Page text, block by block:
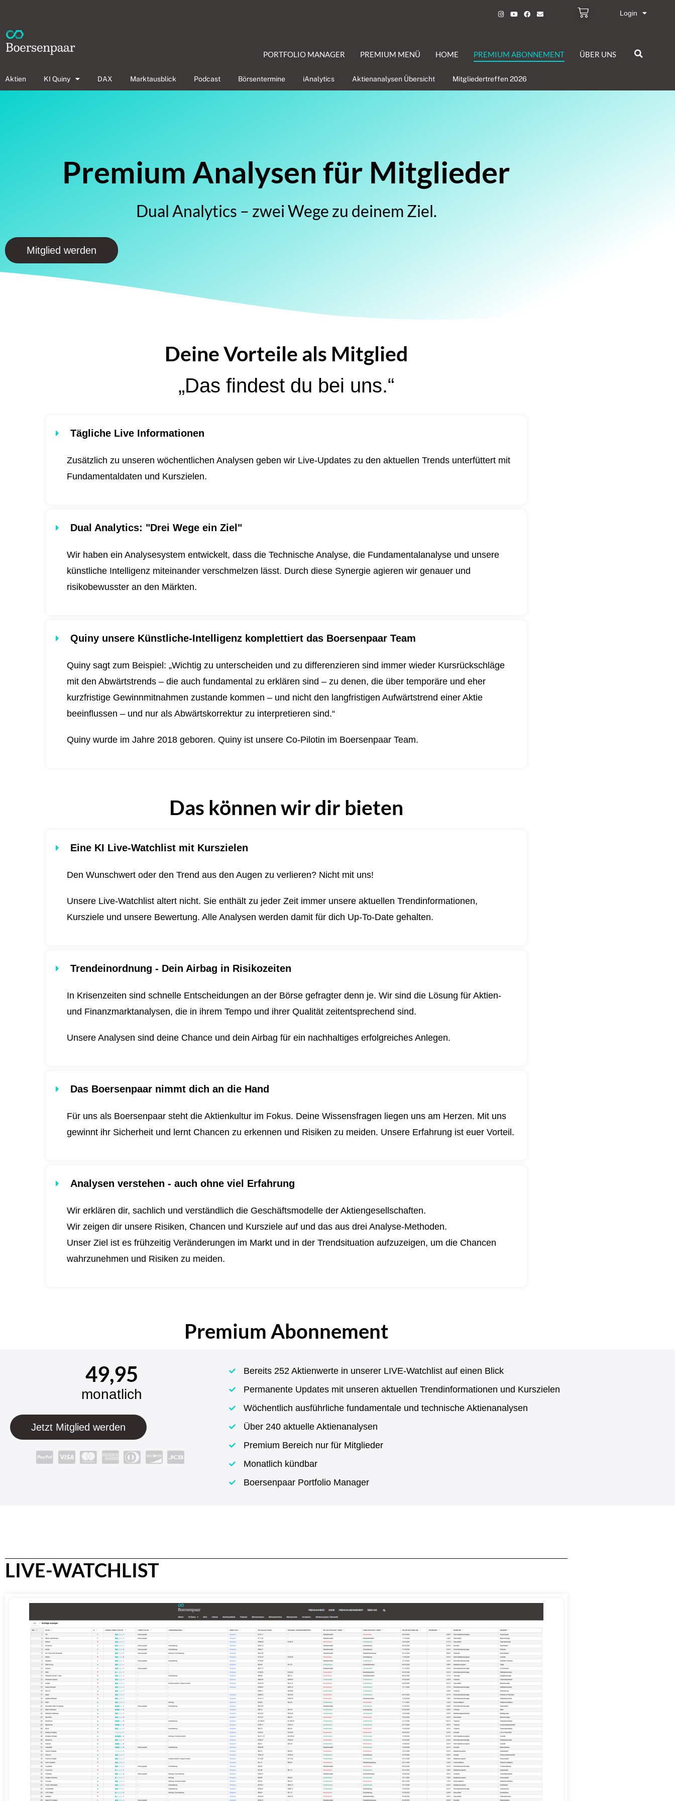
Login
PORTFOLIO MANAGER PREMIUM MENÜ HOME PREMIUM ABONNEMENT ÜBER UNS
Aktien KI Quiny DAX Marktausblick Podcast Börsentermine iAnalytics Aktienanalysen Übersicht Mitgliedertreffen 2026
Premium Analysen für Mitglieder
Dual Analytics – zwei Wege zu deinem Ziel.
Mitglied werden
Deine Vorteile als Mitglied
„Das findest du bei uns.“
Tägliche Live Informationen
Zusätzlich zu unseren wöchentlichen Analysen geben wir Live-Updates zu den aktuellen Trends unterfüttert mit
Fundamentaldaten und Kurszielen.
Dual Analytics: "Drei Wege ein Ziel"
Wir haben ein Analysesystem entwickelt, dass die Technische Analyse, die Fundamentalanalyse und unsere
künstliche Intelligenz miteinander verschmelzen lässt. Durch diese Synergie agieren wir genauer und
risikobewusster an den Märkten.
Quiny unsere Künstliche-Intelligenz komplettiert das Boersenpaar Team
Quiny sagt zum Beispiel: „Wichtig zu unterscheiden und zu differenzieren sind immer wieder Kursrückschläge
mit den Abwärtstrends – die auch fundamental zu erklären sind – zu denen, die über temporäre und eher
kurzfristige Gewinnmitnahmen zustande kommen – und nicht den langfristigen Aufwärtstrend einer Aktie
beeinflussen – und nur als Abwärtskorrektur zu interpretieren sind.“
Quiny wurde im Jahre 2018 geboren.Quiny ist unsere Co-Pilotin im Boersenpaar Team.
Das können wir dir bieten
Eine KI Live-Watchlist mit Kurszielen
Den Wunschwert oder den Trend aus den Augen zu verlieren? Nicht mit uns!
Unsere Live-Watchlist altert nicht. Sie enthält zu jeder Zeit immer unsere aktuellen Trendinformationen,
Kursziele und unsere Bewertung. Alle Analysen werden damit für dich Up-To-Date gehalten.
Trendeinordnung - Dein Airbag in Risikozeiten
In Krisenzeiten sind schnelle Entscheidungen an der Börse gefragter denn je. Wir sind die Lösung für Aktien-
und Finanzmarktanalysen, die in ihrem Tempo und ihrer Qualität zeitentsprechend sind.
Unsere Analysen sind deine Chance und dein Airbag für ein nachhaltiges erfolgreiches Anlegen.
Das Boersenpaar nimmt dich an die Hand
Für uns als Boersenpaar steht die Aktienkultur im Fokus. Deine Wissensfragen liegen uns am Herzen. Mit uns
gewinnt ihr Sicherheit und lernt Chancen zu erkennen und Risiken zu meiden. Unsere Erfahrung ist euer Vorteil.
Analysen verstehen - auch ohne viel Erfahrung
Wir erklären dir, sachlich und verständlich die Geschäftsmodelle der Aktiengesellschaften.
Wir zeigen dir unsere Risiken, Chancen und Kursziele auf und das aus drei Analyse-Methoden.
Unser Ziel ist es frühzeitig Veränderungen im Markt und in der Trendsituation aufzuzeigen, um die Chancen
wahrzunehmen und Risiken zu meiden.
Premium Abonnement
49,95
monatlich
Jetzt Mitglied werden
Bereits 252 Aktienwerte in unserer LIVE-Watchlist auf einen Blick
Permanente Updates mit unseren aktuellen Trendinformationen und Kurszielen
Wöchentlich ausführliche fundamentale und technische Aktienanalysen
Über 240 aktuelle Aktienanalysen
Premium Bereich nur für Mitglieder
Monatlich kündbar
Boersenpaar Portfolio Manager
LIVE-WATCHLIST